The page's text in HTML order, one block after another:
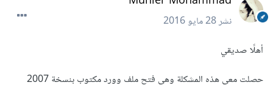
نشر28 مايو 2016
أهلًا صديقي
حصلت معي هذه المشكلة وهي فتح ملف وورد مكتوب بنسخة 2007